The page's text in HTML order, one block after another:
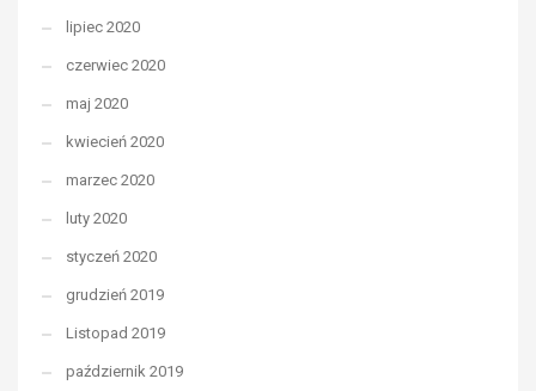
lipiec 2020
czerwiec 2020
maj 2020
kwiecień 2020
marzec 2020
luty 2020
styczeń 2020
grudzień 2019
Listopad 2019
październik 2019